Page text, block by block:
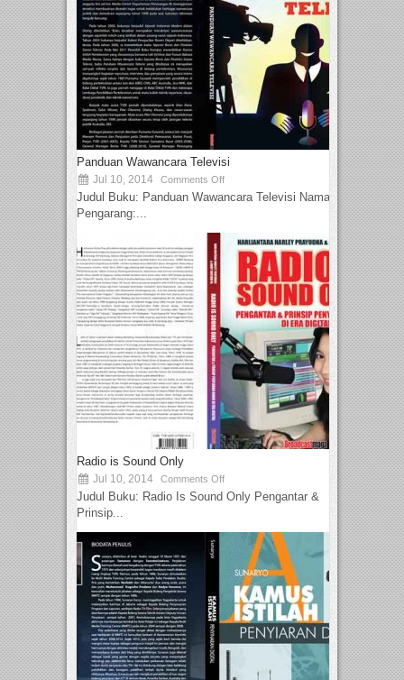
Panduan Wawancara Televisi
Jul 10, 2014 Comments Off
Judul Buku: Panduan Wawancara Televisi Nama
Pengarang:...
Radio is Sound Only
Jul 10, 2014 Comments Off
Judul Buku: Radio Is Sound Only Pengantar &
Prinsip...